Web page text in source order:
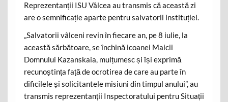
Reprezentanții ISU Vâlcea au transmis că această zi
are o semnificație aparte pentru salvatorii instituției.
„Salvatorii vâlceni revin în fiecare an, pe 8 iulie, la
această sărbătoare, se închină icoanei Maicii
Domnului Kazanskaia, mulțumesc și își exprimă
recunoștința față de ocrotirea de care au parte în
dificilele și solicitantele misiuni din timpul anului”, au
transmis reprezentanții Inspectoratului pentru Situații